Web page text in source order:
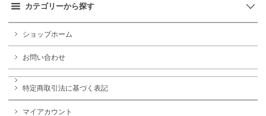
カテゴリーから探す
ショップホーム
お問い合わせ
特定商取引法に基づく表記
マイアカウント